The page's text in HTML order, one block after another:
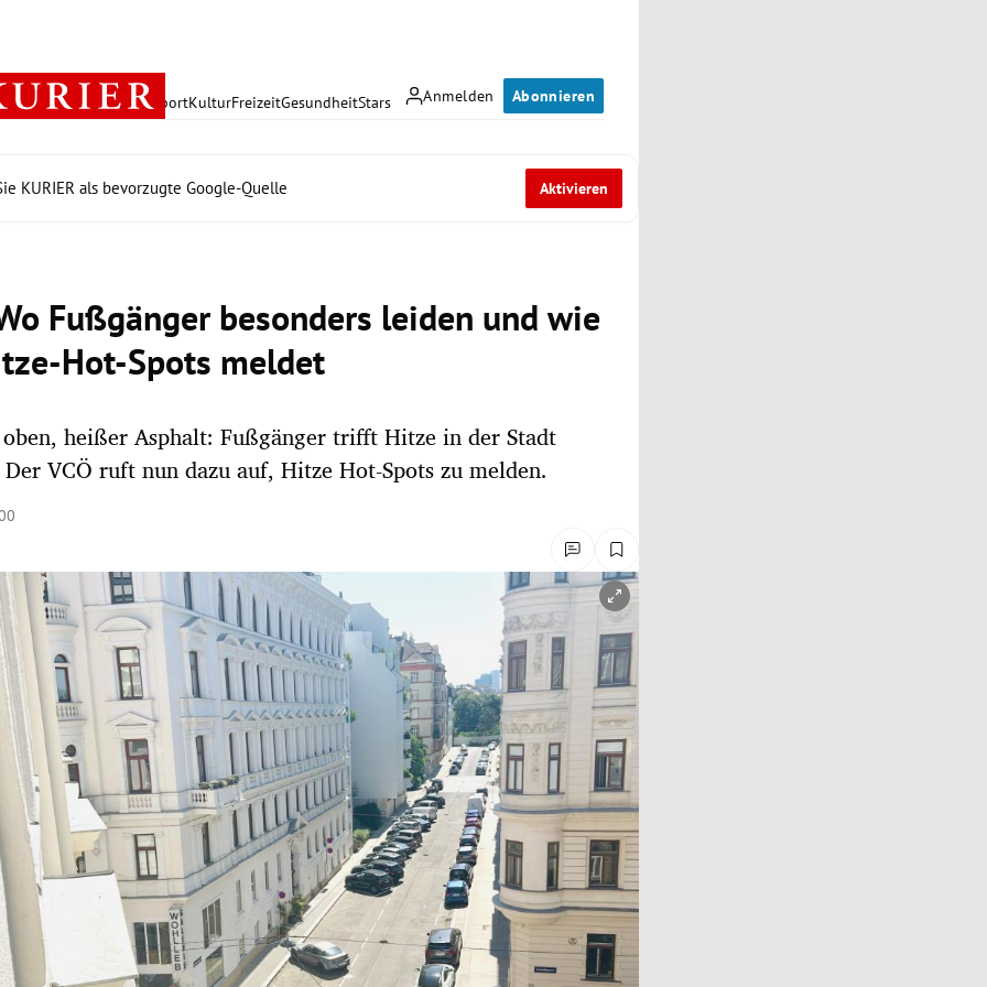
Anmelden Abonnieren
PolitikWirtschaft SportKulturFreizeitGesundheitStars
KURIER als bevorzugte Google-Quelle Aktivieren
Fußgänger besonders leiden und wie
Hot-Spots meldet
heißer Asphalt: Fußgänger trifft Hitze in der Stadt
Der VCÖ ruft nun dazu auf, Hitze Hot-Spots zu melden.
öffnen/schließen